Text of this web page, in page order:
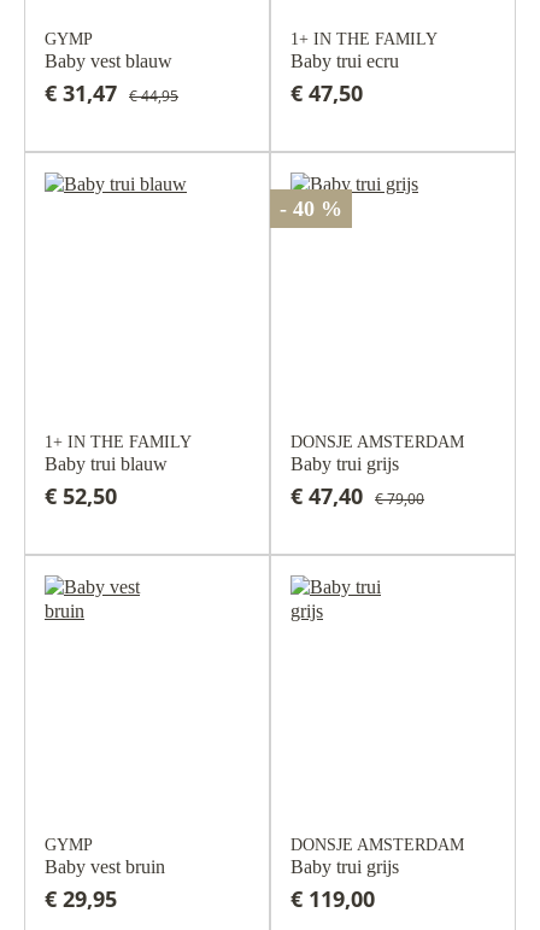
GYMP
Baby vest blauw
€ 31,47 € 44,95
1+ IN THE FAMILY
Baby trui ecru
€ 47,50
1+ IN THE FAMILY
Baby trui blauw
€ 52,50
- 40 %
DONSJE AMSTERDAM
Baby trui grijs
€ 47,40 € 79,00
GYMP
Baby vest bruin
€ 29,95
DONSJE AMSTERDAM
Baby trui grijs
€ 119,00